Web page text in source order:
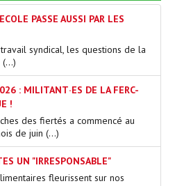
PASSE AUSSI PAR LES
syndical, les questions de la
(…)
: MILITANT·ES DE LA FERC-
!
des fiertés a commencé au
de juin (…)
UN "IRRESPONSABLE"
fleurissent sur nos